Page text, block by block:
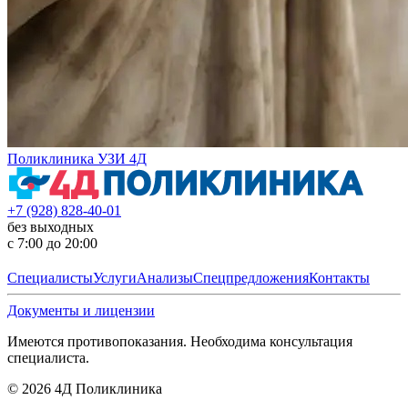
Поликлиника УЗИ 4Д
+7 (928) 828-40-01
без выходных
с 7:00 до 20:00
СпециалистыУслугиАнализыСпецпредложенияКонтакты
Документы и лицензии
Имеются противопоказания. Необходима консультация
специалиста.
© 2026 4Д Поликлиника